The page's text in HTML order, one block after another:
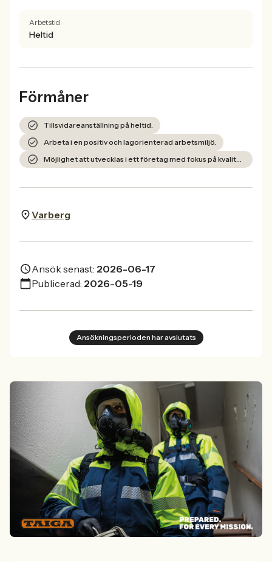
Arbetstid
Heltid
Förmåner
Tillsvidareanställning på heltid.
Arbeta i en positiv och lagorienterad arbetsmiljö.
Möjlighet att utvecklas i ett företag med fokus på kvalitet och hållbarhet.
Varberg
Ansök senast: 2026-06-17
Publicerad: 2026-05-19
Ansökningsperioden har avslutats